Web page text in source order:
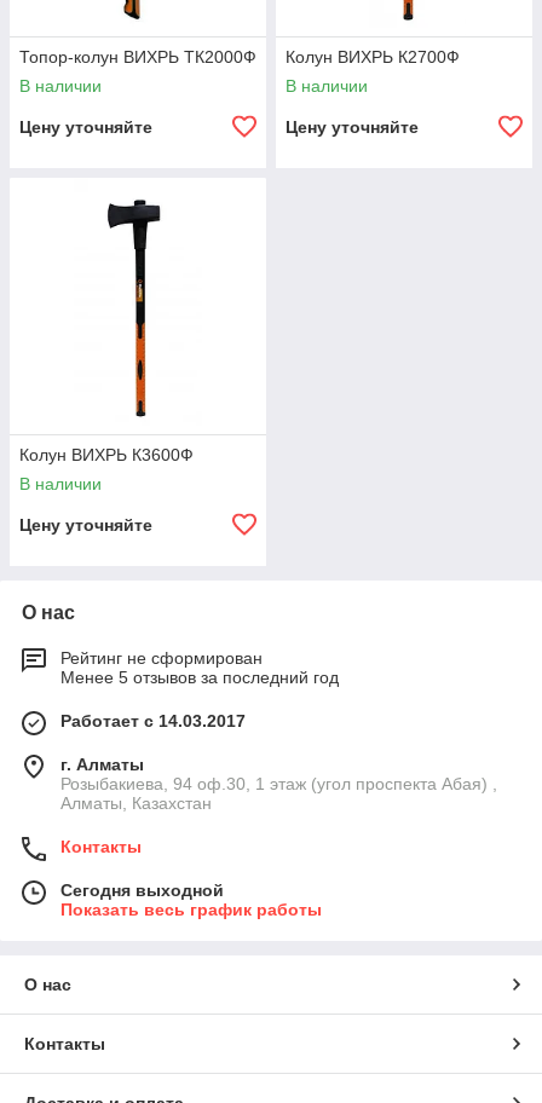
Топор-колун ВИХРЬ ТК2000Ф
В наличии
Цену уточняйте
Колун ВИХРЬ К2700Ф
В наличии
Цену уточняйте
Колун ВИХРЬ К3600Ф
В наличии
Цену уточняйте
О нас
Рейтинг не сформирован
Менее 5 отзывов за последний год
Работает с 14.03.2017
г. Алматы
Розыбакиева, 94 оф.30, 1 этаж (угол проспекта Абая) ,
Алматы, Казахстан
Контакты
Сегодня выходной
Показать весь график работы
О нас
Контакты